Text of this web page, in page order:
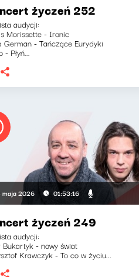
życzeń 252
audycji:
Morissette - Ironic
German - Tańczące Eurydyki
- Płyń...
maja 2026 01:53:16
życzeń 249
audycji:
Bukartyk - nowy świat
Krawczyk - To co w życiu...